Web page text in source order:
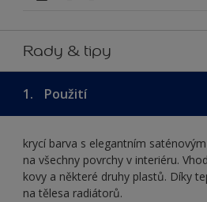
Rady & tipy
1. Použití
krycí barva s elegantním
na všechny povrchy v interiéru.
kovy a některé druhy plastů. Díky
na tělesa radiátorů.